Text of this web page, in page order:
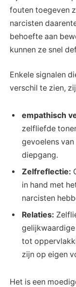
fouten toegeven​
narcisten
behoefte aan
kunnen‌ ze‌ snel
Enkele signalen
verschil te ​zien,
empathisch
‍zelfliefde
gevoelens
diepgang.
Zelfreflectie:
in hand met
narcisten
Relaties:
tot
zijn op eigen
Het is een